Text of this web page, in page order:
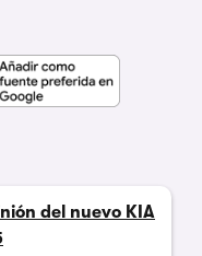
del nuevo KIA